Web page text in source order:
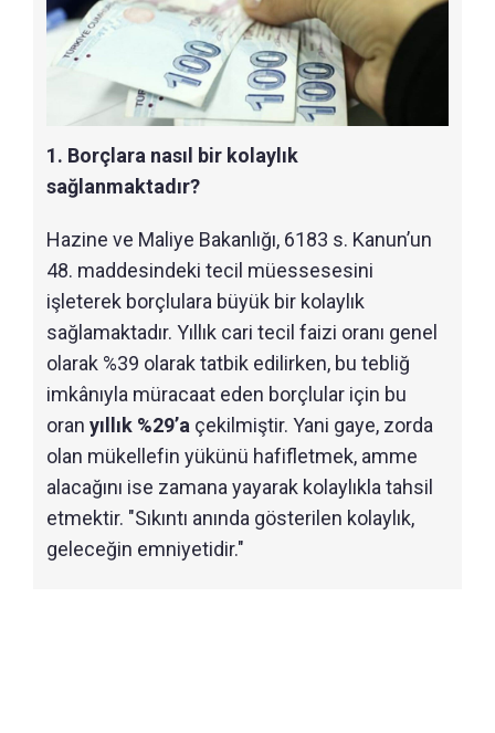
1. Borçlara nasıl bir kolaylık
sağlanmaktadır?
Hazine ve Maliye Bakanlığı, 6183 s. Kanun’un
48. maddesindeki tecil müessesesini
işleterek borçlulara büyük bir kolaylık
sağlamaktadır. Yıllık cari tecil faizi oranı genel
olarak %39 olarak tatbik edilirken, bu tebliğ
imkânıyla müracaat eden borçlular için bu
oran yıllık %29’a çekilmiştir. Yani gaye, zorda
olan mükellefin yükünü hafifletmek, amme
alacağını ise zamana yayarak kolaylıkla tahsil
etmektir. "Sıkıntı anında gösterilen kolaylık,
geleceğin emniyetidir."